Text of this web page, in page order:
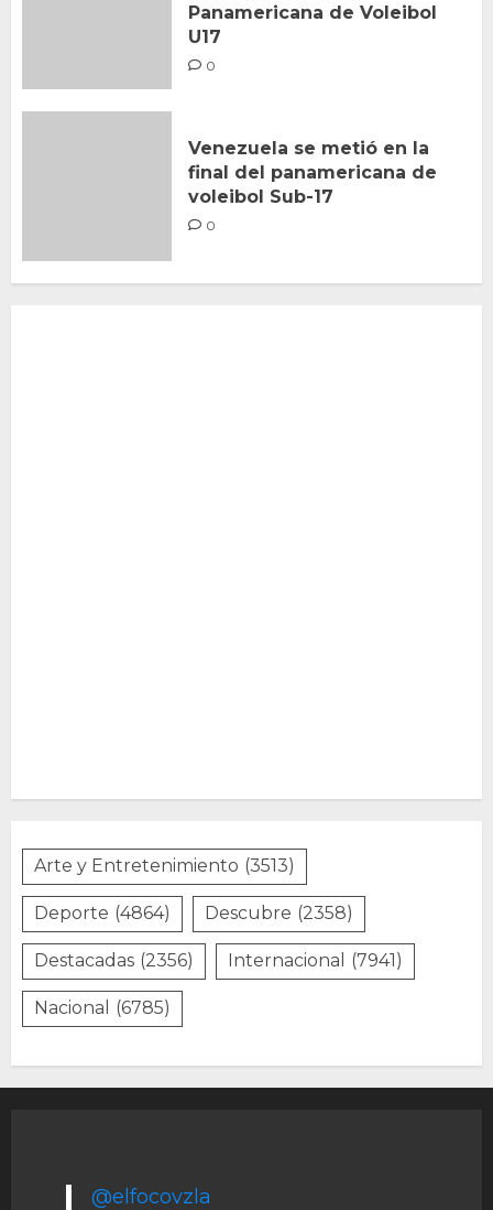
Panamericana de Voleibol
U17
0
Venezuela se metió en la
final del panamericana de
voleibol Sub-17
0
Arte y Entretenimiento (3513)
Deporte (4864) Descubre (2358)
Destacadas (2356) Internacional (7941)
Nacional (6785)
@elfocovzla